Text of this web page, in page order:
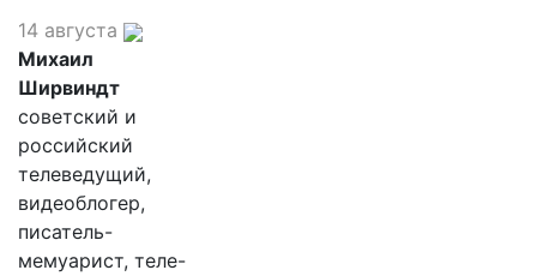
14 августа
Михаил
Ширвиндт
советский и
российский
телеведущий,
видеоблогер,
писатель-
мемуарист, теле-